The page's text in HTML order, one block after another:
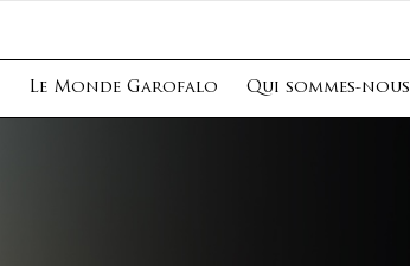
Le Monde Garofalo Qui sommes-nous